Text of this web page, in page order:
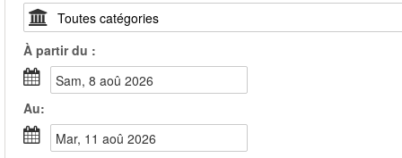
À partir du :
sam, 8 aoû 2026
Au:
mar, 11 aoû 2026